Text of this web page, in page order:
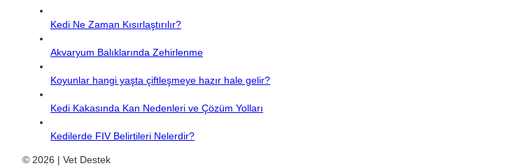
Kedi Ne Zaman Kısırlaştırılır?
Akvaryum Balıklarında Zehirlenme
Koyunlar hangi yaşta çiftleşmeye hazır hale gelir?
Kedi Kakasında Kan Nedenleri ve Çözüm Yolları
Kedilerde FIV Belirtileri Nelerdir?
© 2026 | Vet Destek